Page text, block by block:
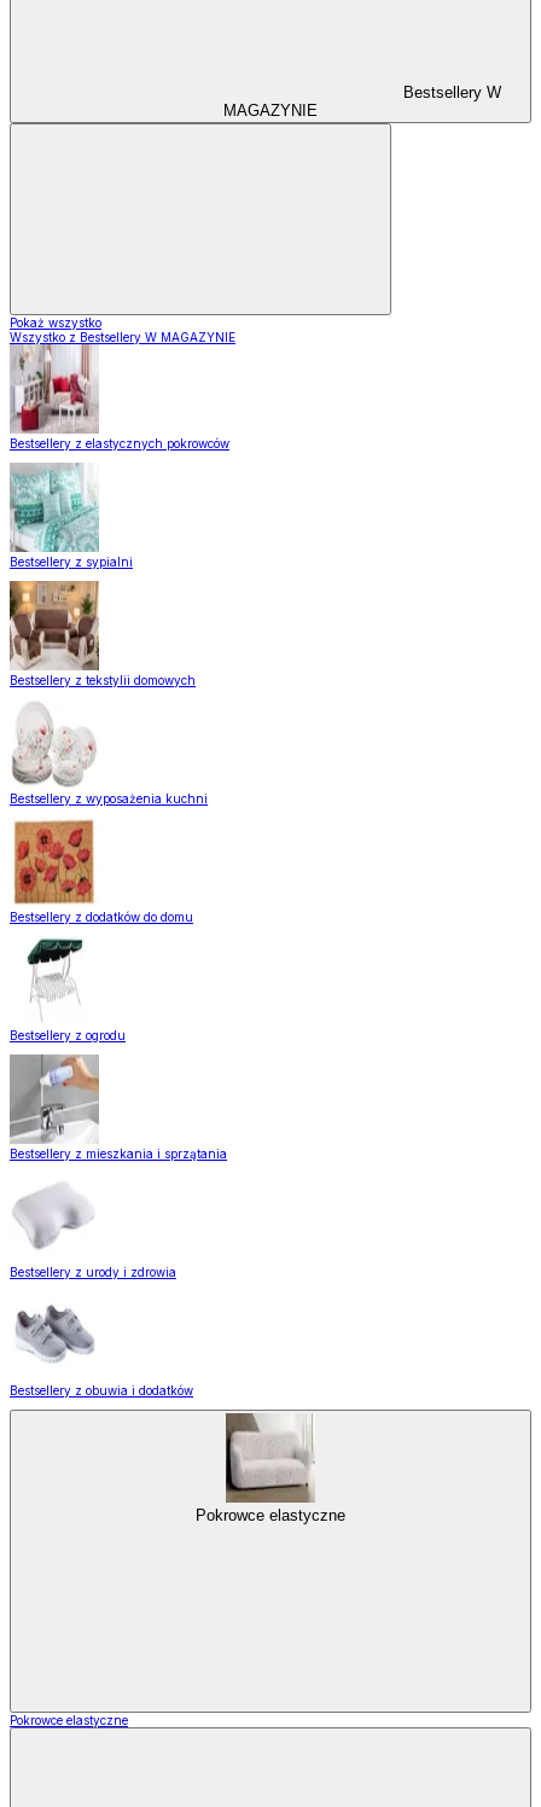
Bestsellery W
MAGAZYNIE
Pokaż wszystko
Wszystko z Bestsellery W MAGAZYNIE
Bestsellery z elastycznych pokrowców
Bestsellery z sypialni
Bestsellery z tekstylii domowych
Bestsellery z wyposażenia kuchni
Bestsellery z dodatków do domu
Bestsellery z ogrodu
Bestsellery z mieszkania i sprzątania
Bestsellery z urody i zdrowia
Bestsellery z obuwia i dodatków
Pokrowce elastyczne
Pokrowce elastyczne